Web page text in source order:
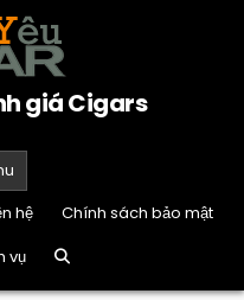
giá Cigars
hệ
Chính sách bảo mật
vụ